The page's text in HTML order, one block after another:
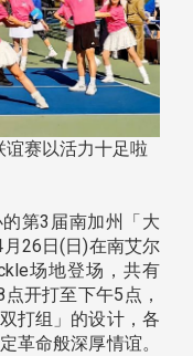
赛以活力十足啦
第3届南加州「大
26日(日)在南艾尔
场地登场，共有
开打至下午5点，
打组」的设计，各
革命般深厚情谊。